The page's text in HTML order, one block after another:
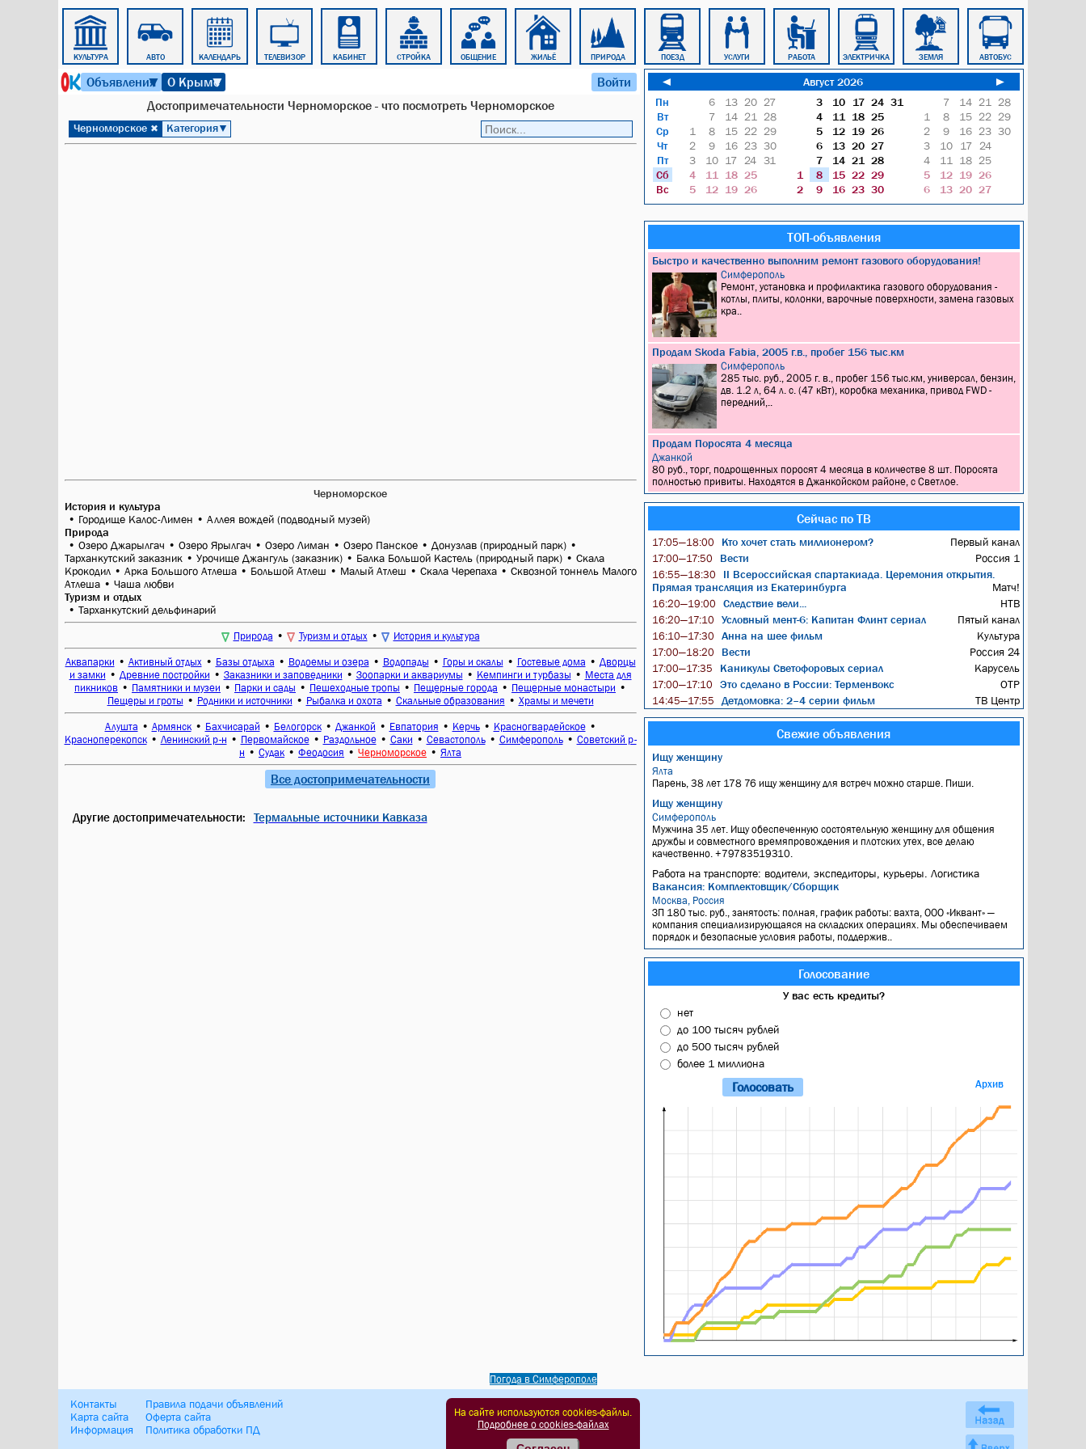
КУЛЬТУРА АВТО КАЛЕНДАРЬ ТЕЛЕВИЗОР КАБИНЕТ СТРОЙКА ОБЩЕНИЕ ЖИЛЬЁ ПРИРОДА ПОЕЗД УСЛУГИ РАБОТА ЭЛЕКТРИЧКА ЗЕМЛЯ АВТОБУС
Объявления
▼ О Крыме
▼ Войти
Достопримечательности Черноморское - что посмотреть Черноморское
Черноморское ✖ Категория▼
Черноморское
История и культура
• Городище Калос-Лимен • Аллея вождей (подводный музей)
Природа
• Озеро Джарылгач • Озеро Ярылгач • Озеро Лиман • Озеро Панское• Донузлав (природный парк)•
Тарханкутский заказник• Урочище Джангуль (заказник)• Балка Большой Кастель (природный парк)• Скала
Крокодил• Арка Большого Атлеша• Большой Атлеш • Малый Атлеш • Скала Черепаха• Сквозной тоннель Малого
Атлеша• Чаша любви
Туризм и отдых
• Тарханкутский дельфинарий
Природа • Туризм и отдых • История и культура
Аквапарки • Активный отдых • Базы отдыха • Водоемы и озера • Водопады • Горы и скалы • Гостевые дома • Дворцы
и замки • Древние постройки • Заказники и заповедники • Зоопарки и аквариумы • Кемпинги и турбазы • Места для
пикников • Памятники и музеи • Парки и сады • Пешеходные тропы • Пещерные города • Пещерные монастыри •
Пещеры и гроты • Родники и источники • Рыбалка и охота • Скальные образования • Храмы и мечети
Алушта • Армянск• Бахчисарай • Белогорск• Джанкой • Евпатория • Керчь• Красногвардейское•
Красноперекопск• Ленинский р-н • Первомайское• Раздольное• Саки • Севастополь• Симферополь• Советский р-
н • Судак • Феодосия • Черноморское • Ялта
Все достопримечательности
Другие достопримечательности: Термальные источники Кавказа
◄ Август 2026
►
Пн
Вт
Ср
Чт
Пт
Сб
Вс
6 13 20 27
7
14 21
28
1
8 15 22 29
2
9 16 23 30
3
10 17 24 31
4
11 18 25
5
12 19 26
3 10 17 24 31
4
11 18 25
5
12 19 26
6
13 20 27
7
14 21
28
1
8 15 22 29
2
9 16 23 30
7 14 21
28
1
8 15 22 29
2
9 16 23 30
3
10 17
24
4
11 18 25
5
12 19 26
6
13 20 27
ТОП-объявления
Быстро и качественно выполним ремонт газового оборудования!
Симферополь
Ремонт, установка и профилактика газового оборудования -
котлы, плиты, колонки, варочные поверхности, замена газовых
кра..
Продам Skoda Fabia, 2005 г.в., пробег 156 тыс.км
Симферополь
285 тыс. руб., 2005 г. в., пробег 156 тыс.км, универсал, бензин,
дв. 1.2 л, 64 л. с. (47 кВт), коробка механика, привод FWD -
передний,..
Продам Поросята 4 месяца
Джанкой
80 руб., торг, подрощенных поросят 4 месяца в количестве 8 шт. Поросята
полностью привиты. Находятся в Джанкойском районе, с Светлое.
Сейчас по ТВ
17:05—18:00 Кто хочет стать миллионером? Первый канал
17:00—17:50 Вести Россия 1
16:55—18:30
II Всероссийская спартакиада. Церемония открытия.
Прямая трансляция из Екатеринбурга
Матч!
16:20—19:00 Следствие вели... НТВ
16:20—17:10 Условный мент-6: Капитан Флинт сериал Пятый канал
16:10—17:30 Анна на шее фильм Культура
17:00—18:20 Вести Россия 24
17:00—17:35 Каникулы Светофоровых сериал Карусель
17:00—17:10 Это сделано в России: Терменвокс ОТР
14:45—17:55 Детдомовка: 2–4 серии фильм ТВ Центр
Свежие объявления
Ищу женщину
Ялта
Парень, 38 лет 178 76 ищу женщину для встреч можно старше. Пиши.
Ищу женщину
Симферополь
Мужчина 35 лет. Ищу обеспеченную состоятельную женщину для общения
дружбы и совместного времяпровождения и плотских утех, все делаю
качественно. +79783519310.
Работа на транспорте: водители, экспедиторы, курьеры. Логистика
Вакансия: Комплектовщик/Сборщик
Москва, Россия
ЗП 180 тыс. руб., занятость: полная, график работы: вахта, ООО «Иквант» —
компания специализирующаяся на складских операциях. Мы обеспечиваем
порядок и безопасные условия работы, поддержив..
Голосование
У вас есть кредиты?
нет
до 100 тысяч рублей
до 500 тысяч рублей
более 1 миллиона
Архив
Погода в Симферополе
Контакты
Карта сайта
Информация
Правила подачи объявлений
Оферта сайта
Политика обработки ПД
На сайте используются cookies-файлы.
Подробнее о cookies-файлах